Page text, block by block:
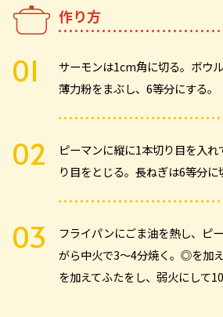
作り方
サーモンは1cm角に切る。ボウ
薄力粉をまぶし、6等分にする。
ピーマンに縦に1本切り目を入
り目をとじる。長ねぎは6等分に
フライパンにごま油を熱し、ピ
がら中火で3～4分焼く。◎を加
を加えてふたをし、弱火にして10